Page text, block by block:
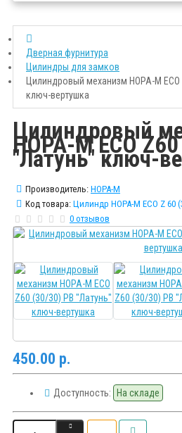
Дверная фурнитура
Цилиндры для замков
Цилиндровый механизм НОРА-М ECO
ключ-вертушка
Цилиндровый
НОРА-М ECO
"Латунь" ключ-
Производитель: НОРА-М
Код товара: Цилиндр НОРА-М ECO Z 60
0 отзывов
450.00 р.
Доступность: На складе